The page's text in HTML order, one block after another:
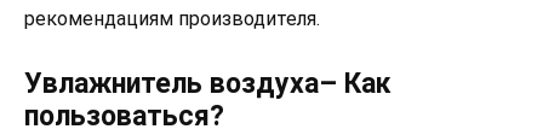
рекомендациям производителя.
Увлажнитель воздуха– Как
пользоваться?